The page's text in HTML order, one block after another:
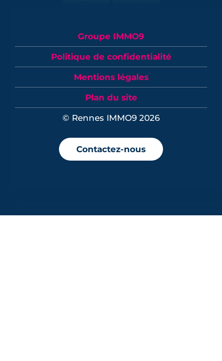
Groupe IMMO9
Politique de confidentialité
Mentions légales
Plan du site
© Rennes IMMO9 2026
Contactez-nous